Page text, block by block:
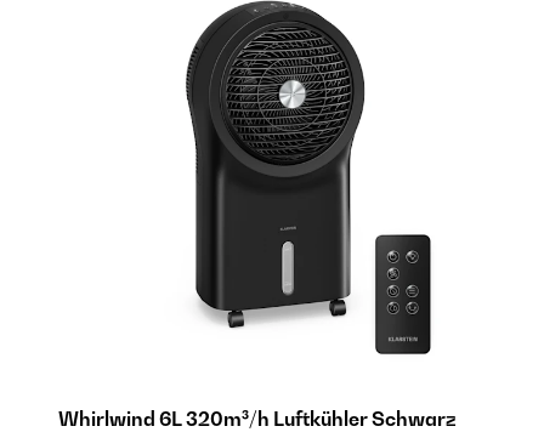
Whirlwind 6L 320m³/h Luftkühler Schwarz